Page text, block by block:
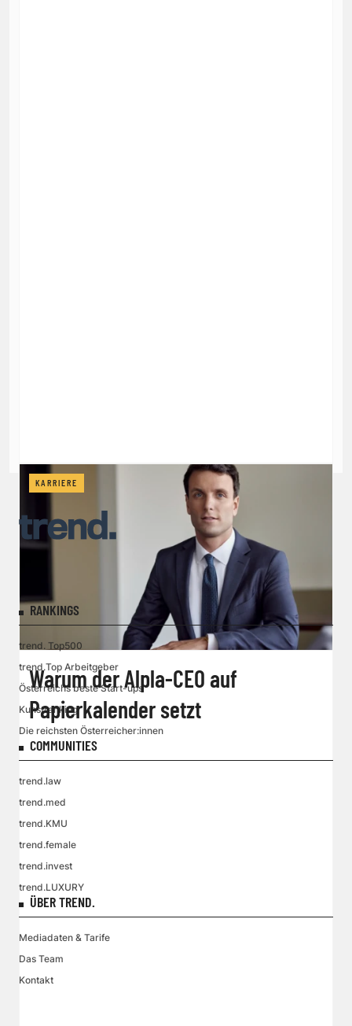
KARRIERE
Warum der Alpla-CEO auf
Papierkalender setzt
RANKINGS
trend. Top500
trend.Top Arbeitgeber
Österreichs beste Start-ups
Kunstranking
Die reichsten Österreicher:innen
COMMUNITIES
trend.law
trend.med
trend.KMU
trend.female
trend.invest
trend.LUXURY
ÜBER TREND.
Mediadaten & Tarife
Das Team
Kontakt